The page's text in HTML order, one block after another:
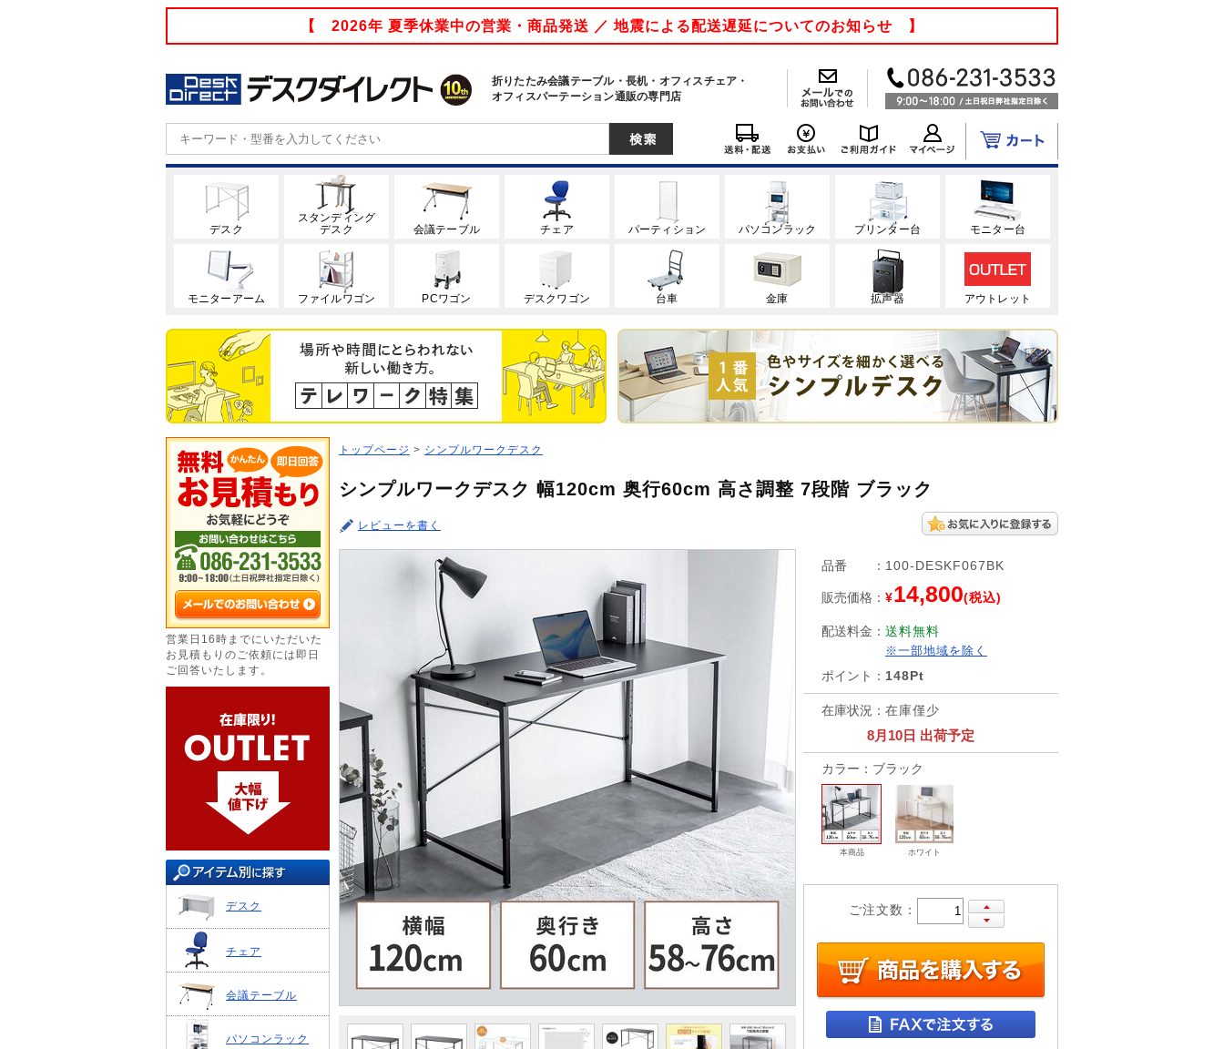
【 2026年 夏季休業中の営業・商品発送 ／ 地震による配送遅延についてのお知らせ 】
折りたたみ会議テーブル・長机・オフィスチェア・
オフィスパーテーション通販の専門店
デスク
スタンディング
デスク
会議テーブル チェア パーティション パソコンラック プリンター台 モニター台
モニターアーム ファイルワゴン PCワゴン デスクワゴン 台車 金庫 拡声器 アウトレット
営業日16時までにいただいた
お見積もりのご依頼には即日
ご回答いたします。
デスク
チェア
会議テーブル
パソコンラック
トップページ > シンプルワークデスク
シンプルワークデスク 幅120cm 奥行60cm 高さ調整 7段階 ブラック
レビューを書く
品番 ： 100-DESKF067BK
販売価格 ： ¥14,800(税込)
配送料金 ： 送料無料
※一部地域を除く
ポイント ： 148Pt
在庫状況 ： 在庫僅少
8月10日 出荷予定
カラー：ブラック
本商品 ホワイト
ご注文数：